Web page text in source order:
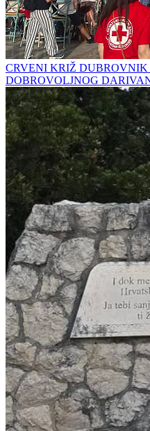
CRVENI KRIŽ
DOBROVOLJNOG